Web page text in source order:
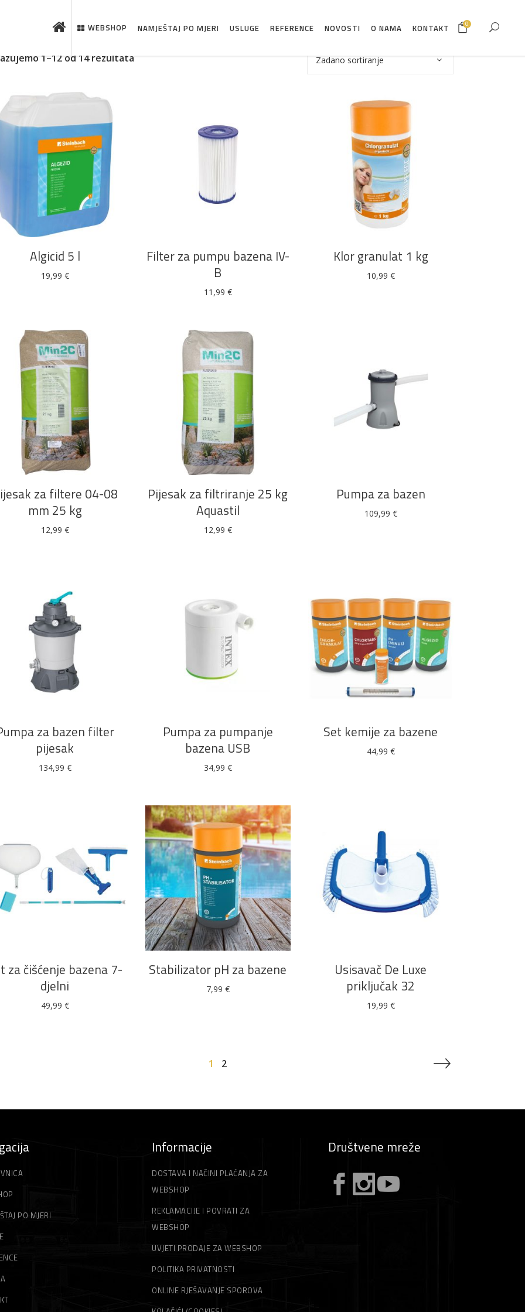
je novo u ponudi
Vrata i
dovratnici
Bijela tehnika
galanterija
Elektromaterijal
WEBSHOP NAMJEŠTAJ PO MJERI USLUGE REFERENCE NOVOSTI O NAMA KONTAKT 0
1–12 od 14 rezultata Zadano sortiranje
DODAJ U KOŠARICU
Algicid 5 l
19,99 €
Filter za pumpu bazena IV-
B
11,99 €
DODAJ U KOŠARICU
Klor granulat 1 kg
10,99 €
DODAJ U KOŠARICU
za filtere 04-08
mm 25 kg
12,99 €
DODAJ U KOŠARICU
Pijesak za filtriranje 25 kg
Aquastil
12,99 €
Pumpa za bazen
109,99 €
DODAJ U KOŠARICU
za bazen filter
pijesak
134,99 €
Pumpa za pumpanje
bazena USB
34,99 €
DODAJ U KOŠARICU
Set kemije za bazene
44,99 €
za čišćenje bazena 7-
djelni
49,99 €
DODAJ U KOŠARICU
Stabilizator pH za bazene
7,99 €
Usisavač De Luxe
priključak 32
19,99 €
1 2
PO MJERI
Informacije
DOSTAVA I NAČINI PLAĆANJA ZA
WEBSHOP
REKLAMACIJE I POVRATI ZA
WEBSHOP
UVJETI PRODAJE ZA WEBSHOP
POLITIKA PRIVATNOSTI
ONLINE RJEŠAVANJE SPOROVA
Društvene mreže